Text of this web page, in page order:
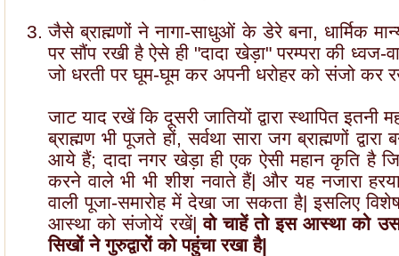
जैसे ब्राह्मणों ने नागा-साधुओं के डेरे बना, धार्मिक
पर सौंप रखी है ऐसे ही "दादा खेड़ा" परम्परा की ध्वज-
जो धरती पर घूम-घूम कर अपनी धरोहर को संजो कर
जाट याद रखें कि दूसरी जातियों द्वारा स्थापित इतनी
ब्राह्मण भी पूजते हों, सर्वथा सारा जग ब्राह्मणों
आये हैं; दादा नगर खेड़ा ही एक ऐसी महान कृति है
करने वाले भी भी शीश नवाते हैं| और यह नजारा
वाली पूजा-समारोह में देखा जा सकता है| इसलिए
आस्था को संजोयें रखें| वो चाहें तो इस आस्था को
सिखों ने गुरुद्वारों को पहुंचा रखा है|